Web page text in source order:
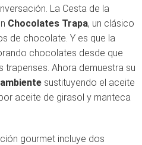
La Cesta de la
Chocolates Trapa, un clásico
de chocolate. Y es que la
chocolates desde que
trapenses. Ahora demuestra su
sustituyendo el aceite
aceite de girasol y manteca
gourmet incluye dos